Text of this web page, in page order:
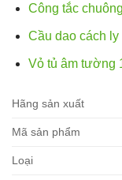
Công tắc
Cầu dao cách
Vỏ tủ âm tường
Hãng sản xuất
Mã sản phẩm
Loại